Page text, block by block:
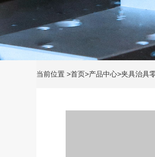
当前位置 >首页>产品中心>夹具治具